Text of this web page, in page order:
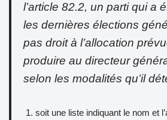
l’article 82.2, un parti qui a
les dernières élections
pas droit à l’allocation
produire au directeur
selon les modalités qu’il
soit une liste indiquant le nom et